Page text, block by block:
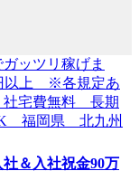
社＆入社祝金90万